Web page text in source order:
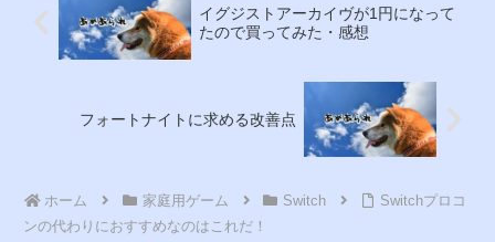
イグジストアーカイヴが1円になって
たので買ってみた・感想
フォートナイトに求める改善点
ホーム 家庭用ゲーム Switch
Switchプロコ
ンの代わりにおすすめなのはこれだ！